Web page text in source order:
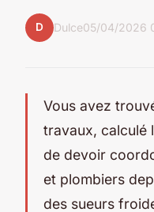
D Dulce05/04/2026
Vous avez
travaux, calculé
de devoir
et plombiers
des sueurs